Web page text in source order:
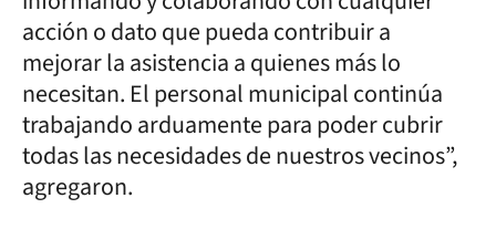
acción o dato que pueda contribuir a
mejorar la asistencia a quienes más lo
necesitan. El personal municipal continúa
trabajando arduamente para poder cubrir
todas las necesidades de nuestros vecinos”,
agregaron.